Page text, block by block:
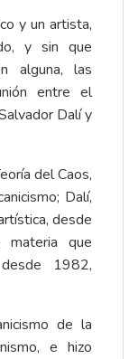
y un artista,
y sin que
alguna, las
entre el
Dalí y
del Caos,
Dalí,
desde
que
1982,
de la
e hizo